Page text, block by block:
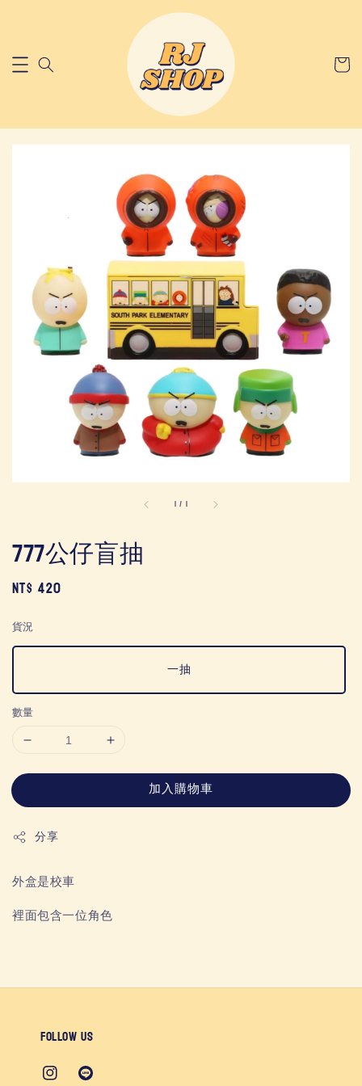
1 / 1
777公仔盲抽
Regular
NT$ 420
貨況
一抽
數量
加入購物車
分享
外盒是校車
裡面包含一位角色
Follow us